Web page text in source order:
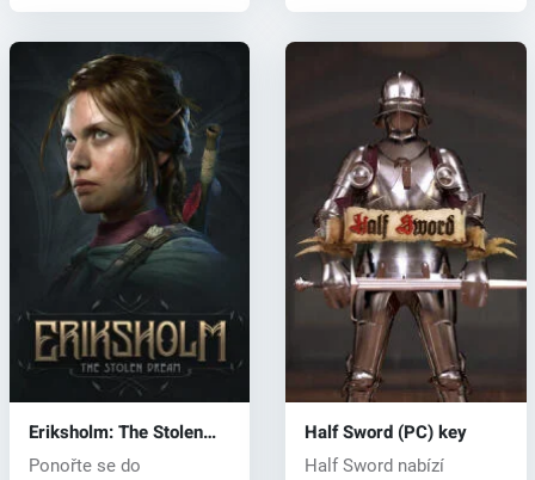
Eriksholm: The Stolen
Dream (PC) key
Ponořte se do
Half Sword (PC) key
Half Sword nabízí